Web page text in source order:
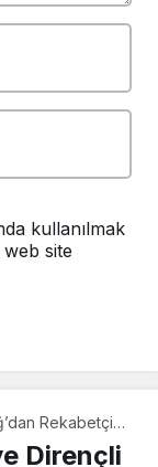
kullanılmak
web site
Rekabetçi
Ekonomi Sözü
Dirençli